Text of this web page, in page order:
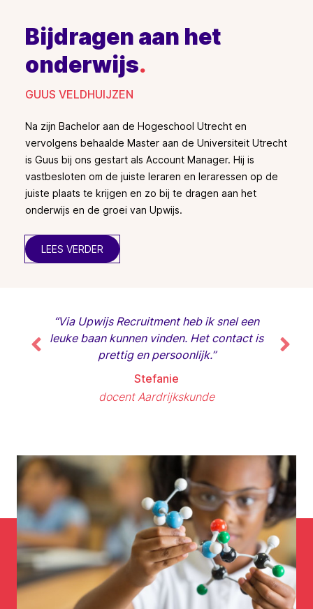
Bijdragen aan het
onderwijs.
GUUS VELDHUIJZEN
Na zijn Bachelor aan de Hogeschool Utrecht en
vervolgens behaalde Master aan de Universiteit Utrecht
is Guus bij ons gestart als Account Manager. Hij is
vastbesloten om de juiste leraren en leraressen op de
juiste plaats te krijgen en zo bij te dragen aan het
onderwijs en de groei van Upwijs.
LEES VERDER
“Via Upwijs Recruitment heb ik snel een
leuke baan kunnen vinden. Het contact is
prettig en persoonlijk.”
Stefanie
docent Aardrijkskunde
Ik